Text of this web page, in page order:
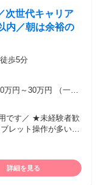
次世代キャリア
内／朝は余裕の
歩5分
万円～30万円 （一律
あり 交通費：
慮のうえ決定しま
です／ ★未経験者歓
大事にしたい方 ・学
・美容部員 ・イベ
詳細を見る